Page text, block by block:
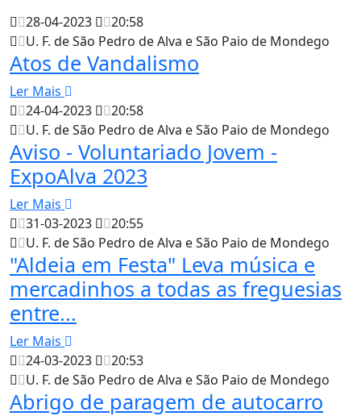
28-04-2023
20:58
U. F. de São Pedro de Alva e São Paio de Mondego
Atos de Vandalismo
Ler Mais
24-04-2023
20:58
U. F. de São Pedro de Alva e São Paio de Mondego
Aviso - Voluntariado Jovem -
ExpoAlva 2023
Ler Mais
31-03-2023
20:55
U. F. de São Pedro de Alva e São Paio de Mondego
"Aldeia em Festa" Leva música e
mercadinhos a todas as freguesias
entre...
Ler Mais
24-03-2023
20:53
U. F. de São Pedro de Alva e São Paio de Mondego
Abrigo de paragem de autocarro